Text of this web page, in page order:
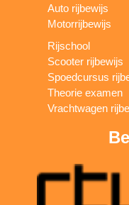
Auto rijbewijs
Motorrijbewijs
Rijschool
Scooter rijbewijs
Spoedcursus
Theorie examen
Vrachtwagen